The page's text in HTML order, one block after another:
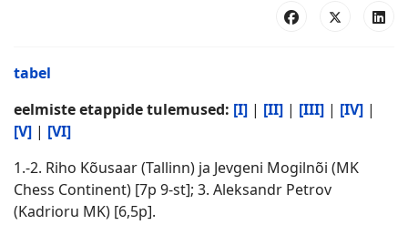
tabel
eelmiste etappide tulemused: [I] | [II] | [III] | [IV] |
[V] | [VI]
1.-2. Riho Kõusaar (Tallinn) ja Jevgeni Mogilnõi (MK
Chess Continent) [7p 9-st]; 3. Aleksandr Petrov
(Kadrioru MK) [6,5p].